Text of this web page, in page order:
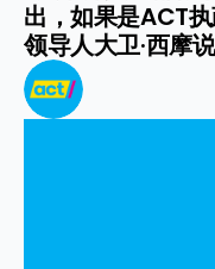
出，如果是ACT
领导人大卫·西摩说